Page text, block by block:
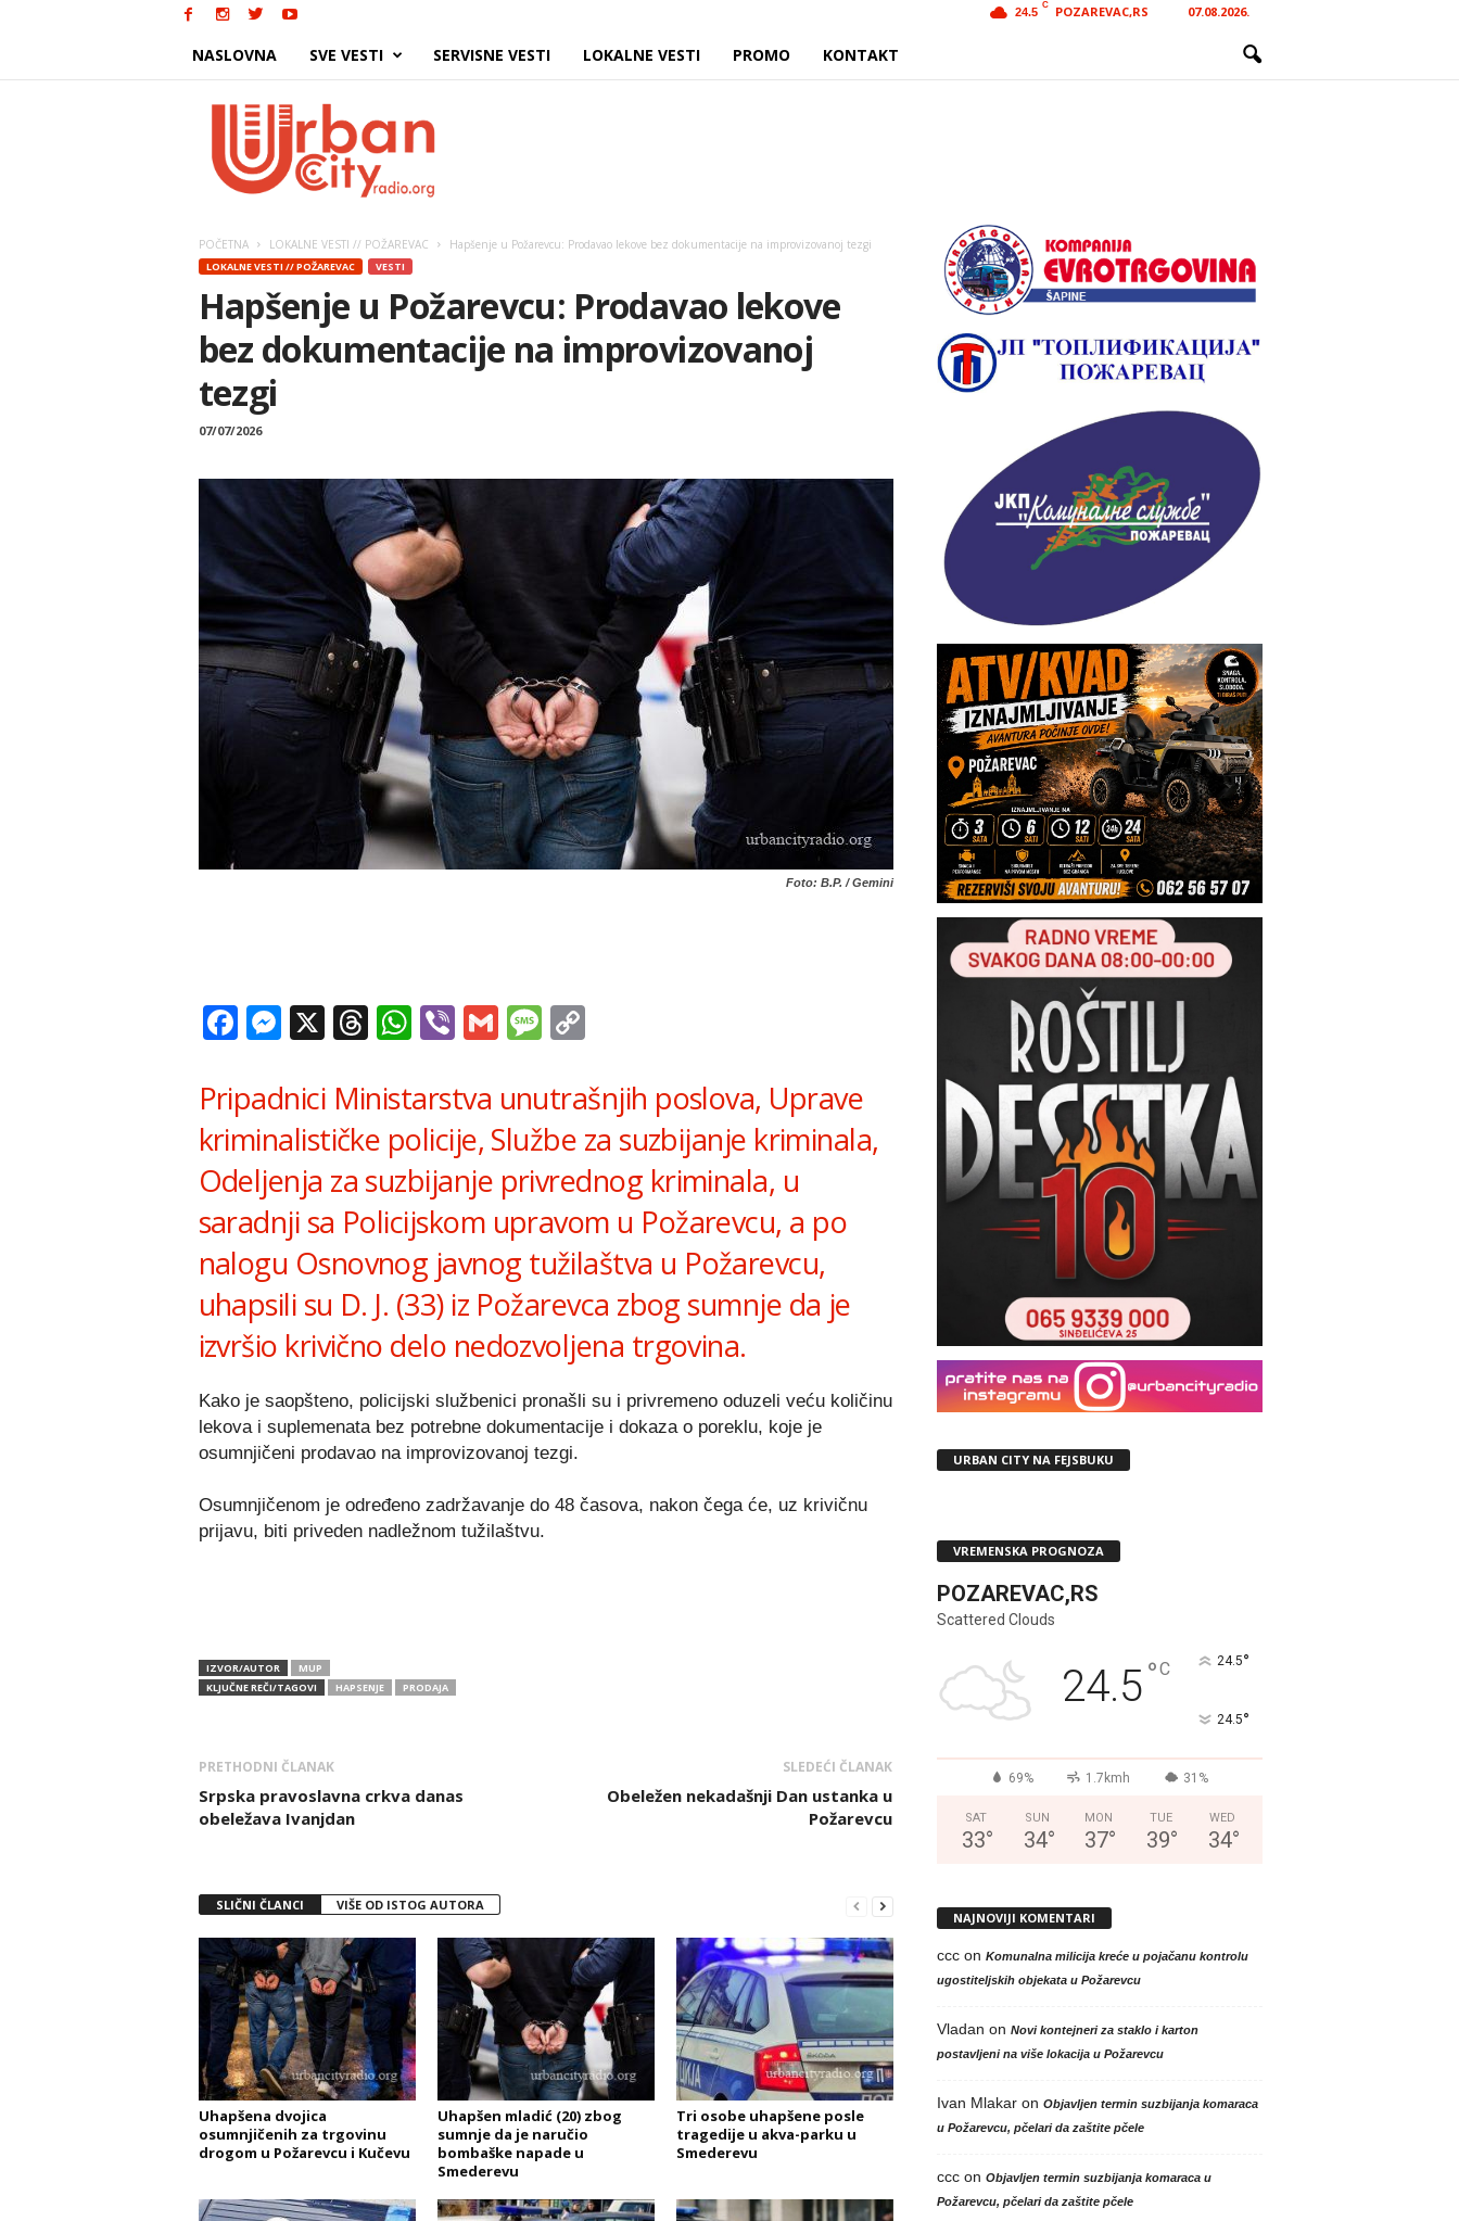
24.5
C POZAREVAC,RS 07.08.2026.
NASLOVNA SVE VESTI SERVISNE VESTI LOKALNE VESTI PROMO KONTAKT
POČETNA LOKALNE VESTI // POŽAREVAC Hapšenje u Požarevcu: Prodavao lekove bez dokumentacije na improvizovanoj tezgi
LOKALNE VESTI // POŽAREVAC VESTI
Hapšenje u Požarevcu: Prodavao lekove
bez dokumentacije na improvizovanoj
tezgi
07/07/2026
Foto: B.P. / Gemini
Facebook
Messenger
X Threads
WhatsApp
ViberGmailMessage
Pripadnici Ministarstva unutrašnjih poslova, Uprave
kriminalističke policije, Službe za suzbijanje kriminala,
Odeljenja za suzbijanje privrednog kriminala, u
saradnji sa Policijskom upravom u Požarevcu, a po
nalogu Osnovnog javnog tužilaštva u Požarevcu,
uhapsili su D. J. (33) iz Požarevca zbog sumnje da je
izvršio krivično delo nedozvoljena trgovina.
Kako je saopšteno, policijski službenici pronašli su i privremeno oduzeli veću količinu
lekova i suplemenata bez potrebne dokumentacije i dokaza o poreklu, koje je
osumnjičeni prodavao na improvizovanoj tezgi.
Osumnjičenom je određeno zadržavanje do 48 časova, nakon čega će, uz krivičnu
prijavu, biti priveden nadležnom tužilaštvu.
IZVOR/AUTOR
MUP
KLJUČNE REČI/TAGOVI
HAPSENJE PRODAJA
PRETHODNI ČLANAK
Srpska pravoslavna crkva danas
obeležava Ivanjdan
SLEDEĆI ČLANAK
Obeležen nekadašnji Dan ustanka u
Požarevcu
SLIČNI ČLANCI VIŠE OD ISTOG AUTORA
Uhapšena dvojica
osumnjičenih za trgovinu
drogom u Požarevcu i Kučevu
Uhapšen mladić (20) zbog
sumnje da je naručio
bombaške napade u
Smederevu
Tri osobe uhapšene posle
tragedije u akva-parku u
Smederevu
URBAN CITY NA FEJSBUKU
VREMENSKA PROGNOZA
POZAREVAC,RS
Scattered Clouds
24.5°C 24.5°
24.5°
69% 1.7kmh 31%
SAT
33°
SUN
34°
MON
37°
TUE
39°
WED
34°
NAJNOVIJI KOMENTARI
cccon Komunalna milicija kreće u pojačanu kontrolu
ugostiteljskih objekata u Požarevcu
Vladan on Novi kontejneri za staklo i karton
postavljeni na više lokacija u Požarevcu
Ivan Mlakaron Objavljen termin suzbijanja komaraca
u Požarevcu, pčelari da zaštite pčele
cccon Objavljen termin suzbijanja komaraca u
Požarevcu, pčelari da zaštite pčele